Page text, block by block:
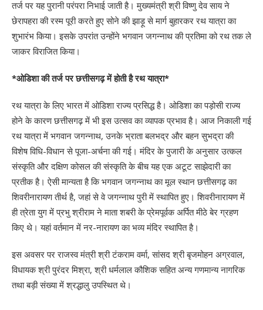
तर्ज पर यह पुरानी परंपरा निभाई जाती है। मुख्यमंत्री श्री विष्णु देव साय ने
छेरापहरा की रस्म पूरी करते हुए सोने की झाड़ू से मार्ग बुहारकर रथ यात्रा का
शुभारंभ किया। इसके उपरांत उन्होंने भगवान जगन्नाथ की प्रतिमा को रथ तक ले
जाकर विराजित किया।
*ओडिशा की तर्ज पर छत्तीसगढ़ में होती है रथ यात्रा*
रथ यात्रा के लिए भारत में ओडिशा राज्य प्रसिद्ध है। ओडिशा का पड़ोसी राज्य
होने के कारण छत्तीसगढ़ में भी इस उत्सव का व्यापक प्रभाव है। आज निकाली गई
रथ यात्रा में भगवान जगन्नाथ, उनके भ्राता बलभद्र और बहन सुभद्रा की
विशेष विधि-विधान से पूजा-अर्चना की गई। मंदिर के पुजारी के अनुसार उत्कल
संस्कृति और दक्षिण कोसल की संस्कृति के बीच यह एक अटूट साझेदारी का
प्रतीक है। ऐसी मान्यता है कि भगवान जगन्नाथ का मूल स्थान छत्तीसगढ़ का
शिवरीनारायण तीर्थ है, जहां से वे जगन्नाथ पुरी में स्थापित हुए। शिवरीनारायण में
ही त्रेता युग में प्रभु श्रीराम ने माता शबरी के प्रेमपूर्वक अर्पित मीठे बेर ग्रहण
किए थे। यहां वर्तमान में नर-नारायण का भव्य मंदिर स्थापित है।
इस अवसर पर राजस्व मंत्री श्री टंकराम वर्मा, सांसद श्री बृजमोहन अग्रवाल,
विधायक श्री पुरंदर मिश्रा, श्री धर्मलाल कौशिक सहित अन्य गणमान्य नागरिक
तथा बड़ी संख्या में श्रद्धालु उपस्थित थे।